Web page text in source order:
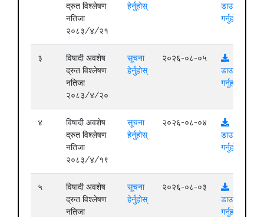
द्रुत विश्लेषण
नतिजा
२०८३/४/२१
हेर्नुहोस्
डाउनलोड
गर्नुहोस्
३
विषादी अवशेष
द्रुत विश्लेषण
नतिजा
२०८३/४/२०
सूचना
हेर्नुहोस्
२०२६-०८-०५
डाउनलोड
गर्नुहोस्
४
विषादी अवशेष
द्रुत विश्लेषण
नतिजा
२०८३/४/१९
सूचना
हेर्नुहोस्
२०२६-०८-०४
डाउनलोड
गर्नुहोस्
५
विषादी अवशेष
द्रुत विश्लेषण
नतिजा
सूचना
हेर्नुहोस्
२०२६-०८-०३
डाउनलोड
गर्नुहोस्